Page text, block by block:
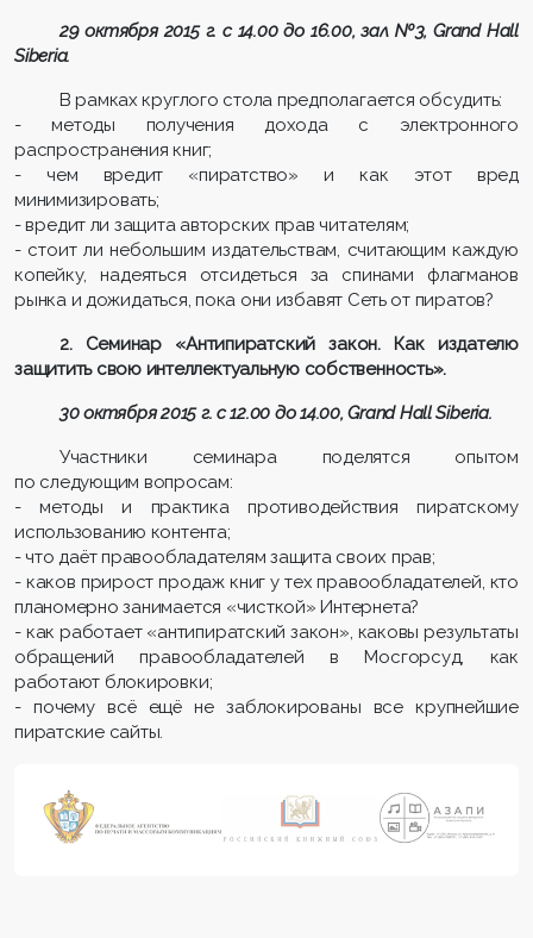
29 октября 2015 г. с 14.00 до 16.00, зал №3, Grand Hall
Siberia.
В рамках круглого стола предполагается обсудить:
- методы получения дохода с электронного
распространения книг;
- чем вредит «пиратство» и как этот вред
минимизировать;
- вредит ли защита авторских прав читателям;
- стоит ли небольшим издательствам, считающим каждую
копейку, надеяться отсидеться за спинами флагманов
рынка и дожидаться, пока они избавят Сеть от пиратов?
2. Семинар «Антипиратский закон. Как издателю
защитить свою интеллектуальную собственность».
30 октября 2015 г. с 12.00 до 14.00, Grand Hall Siberia.
Участники семинара поделятся опытом
по следующим вопросам:
- методы и практика противодействия пиратскому
использованию контента;
- что даёт правообладателям защита своих прав;
- каков прирост продаж книг у тех правообладателей, кто
планомерно занимается «чисткой» Интернета?
- как работает «антипиратский закон», каковы результаты
обращений правообладателей в Мосгорсуд, как
работают блокировки;
- почему всё ещё не заблокированы все крупнейшие
пиратские сайты.